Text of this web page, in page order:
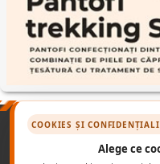
PRODUSE NORME
COOKIES ȘI
Alege ce